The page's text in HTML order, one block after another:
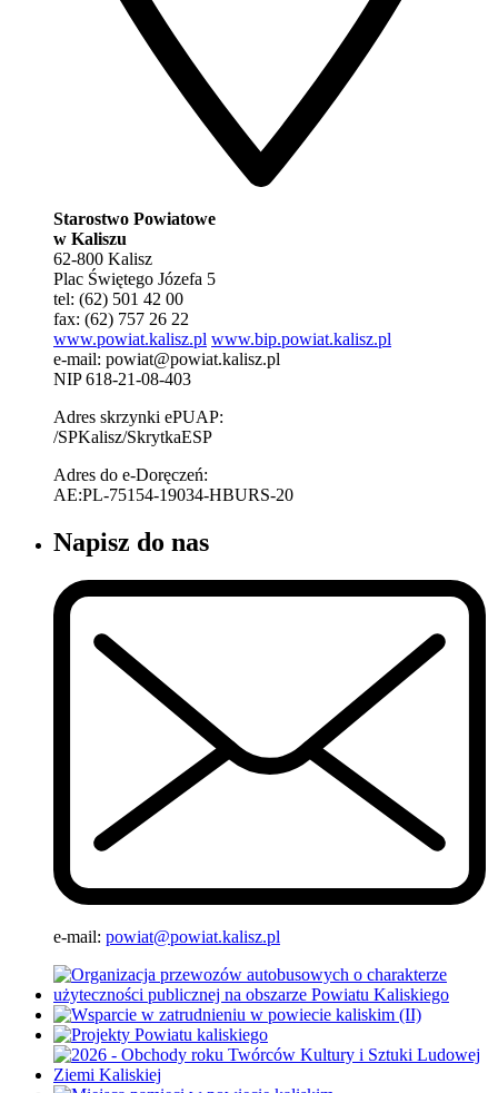
Starostwo Powiatowe
w Kaliszu
62-800 Kalisz
Plac Świętego Józefa 5
tel: (62) 501 42 00
fax: (62) 757 26 22
www.powiat.kalisz.pl www.bip.powiat.kalisz.pl
e-mail: powiat@powiat.kalisz.pl
NIP 618-21-08-403
Adres skrzynki ePUAP:
/SPKalisz/SkrytkaESP
Adres do e-Doręczeń:
AE:PL-75154-19034-HBURS-20
Napisz do nas
e-mail: powiat@powiat.kalisz.pl